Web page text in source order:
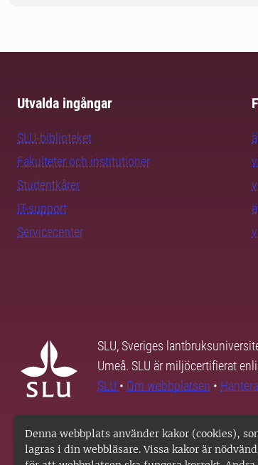
Denna webbplats använder kakor (cookies),
lagras i din webbläsare. Vissa kakor är
Utvalda ingångar
SLU-biblioteket
Fakulteter och institutioner
Studentkårer
IT-support
Servicecenter
SLU, Sveriges
Umeå. SLU är miljöcertifierat
SLU • Om webbplatsen •